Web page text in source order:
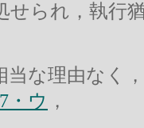
せられ，執行
当な理由なく
・ウ ，